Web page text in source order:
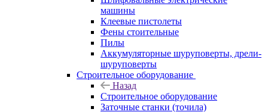
машины
Клеевые пистолеты
Фены стоительные
Пилы
Аккумуляторные шуруповерты, дрели-
шуруповерты
Строительное оборудование
Назад
Строительное оборудование
Заточные станки (точила)